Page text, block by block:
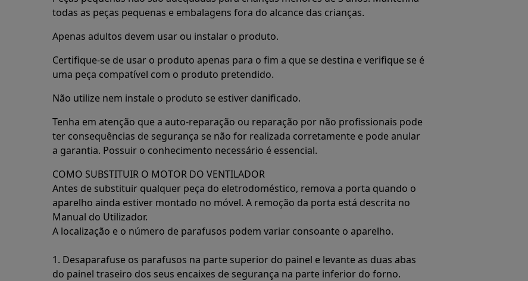
todas as peças pequenas e embalagens fora do alcance das crianças.
Apenas adultos devem usar ou instalar o produto.
Certifique-se de usar o produto apenas para o fim a que se destina e verifique se é
uma peça compatível com o produto pretendido.
Não utilize nem instale o produto se estiver danificado.
Tenha em atenção que a auto-reparação ou reparação por não profissionais pode
ter consequências de segurança se não for realizada corretamente e pode anular
a garantia. Possuir o conhecimento necessário é essencial.
COMO SUBSTITUIR O MOTOR DO VENTILADOR
Antes de substituir qualquer peça do eletrodoméstico, remova a porta quando o
aparelho ainda estiver montado no móvel. A remoção da porta está descrita no
Manual do Utilizador.
A localização e o número de parafusos podem variar consoante o aparelho.
1. Desaparafuse os parafusos na parte superior do painel e levante as duas abas
do painel traseiro dos seus encaixes de segurança na parte inferior do forno.